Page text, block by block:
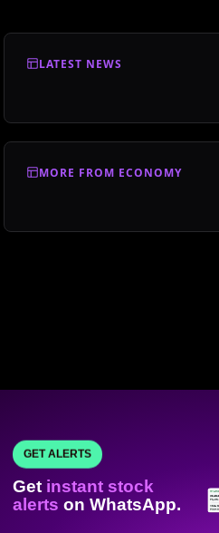
LATEST NEWS
MORE FROM ECONOMY
GET ALERTS
Get instant stock
alerts on WhatsApp.